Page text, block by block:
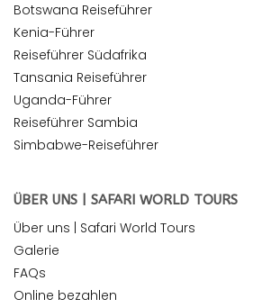
Botswana Reiseführer
Kenia-Führer
Reiseführer Südafrika
Tansania Reiseführer
Uganda-Führer
Reiseführer Sambia
Simbabwe-Reiseführer
ÜBER UNS | SAFARI WORLD TOURS
Über uns | Safari World Tours
Galerie
FAQs
Online bezahlen